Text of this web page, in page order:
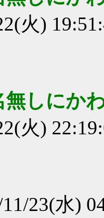
火)
無しにか
火)
23(水)